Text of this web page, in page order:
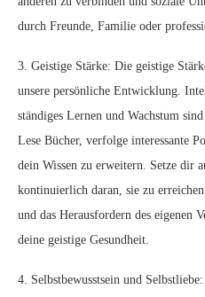
durch Freunde, Familie oder
3. Geistige Stärke: Die geistige
unsere persönliche Entwicklung.
ständiges Lernen und Wachstum
Lese Bücher, verfolge interessante
dein Wissen zu erweitern. Setze dir
kontinuierlich daran, sie zu
und das Herausfordern des eigenen
deine geistige Gesundheit.
4. Selbstbewusstsein und